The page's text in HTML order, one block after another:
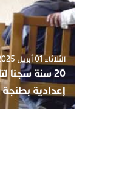
الثلاثاء 01 أبريل 2025 - 11:38
20 سنة سجنا
إعدادية بطنجة